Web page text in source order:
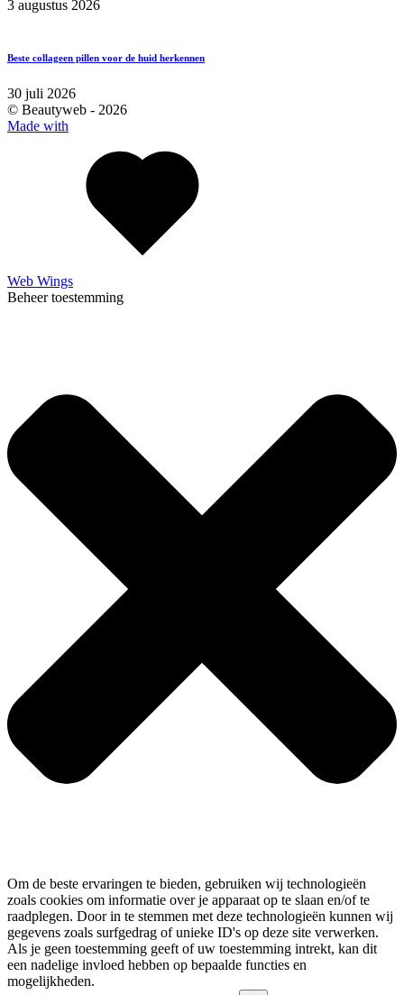
3 augustus 2026
Beste collageen pillen voor de huid herkennen
30 juli 2026
© Beautyweb - 2026
Made with
Web Wings
Beheer toestemming
Om de beste ervaringen te bieden, gebruiken wij technologieën
zoals cookies om informatie over je apparaat op te slaan en/of te
raadplegen. Door in te stemmen met deze technologieën kunnen wij
gegevens zoals surfgedrag of unieke ID's op deze site verwerken.
Als je geen toestemming geeft of uw toestemming intrekt, kan dit
een nadelige invloed hebben op bepaalde functies en
mogelijkheden.